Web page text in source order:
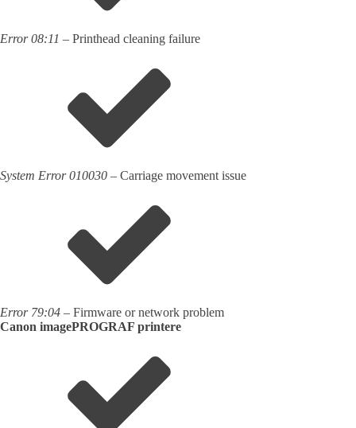
Error 08:11 – Printhead cleaning failure
System Error 010030 – Carriage movement issue
Error 79:04 – Firmware or network problem
Canon imagePROGRAF printere